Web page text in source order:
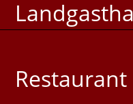
Restaurant